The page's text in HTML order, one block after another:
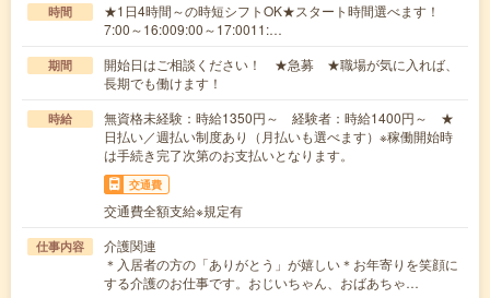
時間
★1日4時間～の時短シフトOK★スタート時間選べます！
7:00～16:009:00～17:0011:…
期間
開始日はご相談ください！ ★急募 ★職場が気に入れば、
長期でも働けます！
時給
無資格未経験：時給1350円～ 経験者：時給1400円～ ★
日払い／週払い制度あり（月払いも選べます）※稼働開始時
は手続き完了次第のお支払いとなります。
交通費
交通費全額支給※規定有
仕事内容
介護関連
＊入居者の方の「ありがとう」が嬉しい＊お年寄りを笑顔に
する介護のお仕事です。おじいちゃん、おばあちゃ…